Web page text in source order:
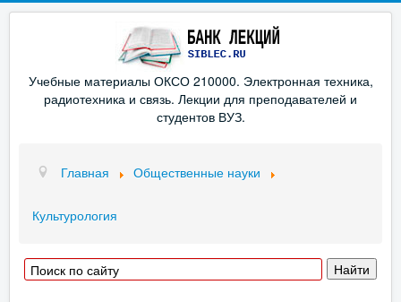
Учебные материалы ОКСО 210000. Электронная техника,
радиотехника и связь. Лекции для преподавателей и
студентов ВУЗ.
Главная Общественные науки
Культурология